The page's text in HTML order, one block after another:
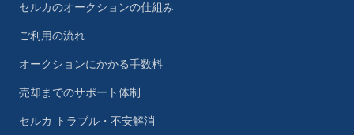
セルカのオークションの仕組み
ご利用の流れ
オークションにかかる手数料
売却までのサポート体制
セルカ トラブル・不安解消